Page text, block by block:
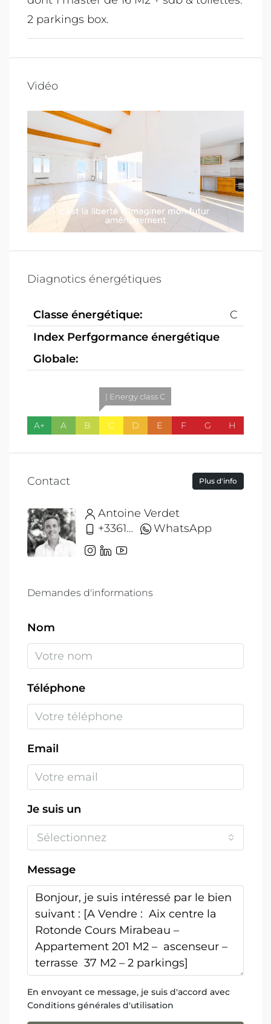
2 parkings box.
Vidéo
Diagnotics énergétiques
Classe énergétique:
C
Index Perfgormance énergétique
Globale:
A+ A B
| Energy class C
C D E F G H
Contact Plus d'info
Antoine Verdet
+33612691215
WhatsApp
Demandes d'informations
Nom
Téléphone
Email
Je suis un
Sélectionnez
Message
En envoyant ce message, je suis d'accord avec
Conditions générales d'utilisation